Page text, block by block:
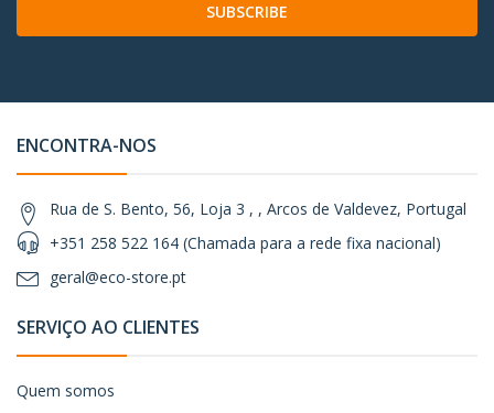
SUBSCRIBE
ENCONTRA-NOS
Rua de S. Bento, 56, Loja 3 , , Arcos de Valdevez, Portugal
+351 258 522 164 (Chamada para a rede fixa nacional)
geral@eco-store.pt
SERVIÇO AO CLIENTES
Quem somos